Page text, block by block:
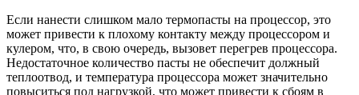
Если нанести слишком мало термопасты на процессор, это
может привести к плохому контакту между процессором и
кулером, что, в свою очередь, вызовет перегрев процессора.
Недостаточное количество пасты не обеспечит должный
теплоотвод, и температура процессора может значительно
повыситься под нагрузкой, что может привести к сбоям в